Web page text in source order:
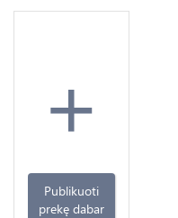
+
Publikuoti
prekę dabar